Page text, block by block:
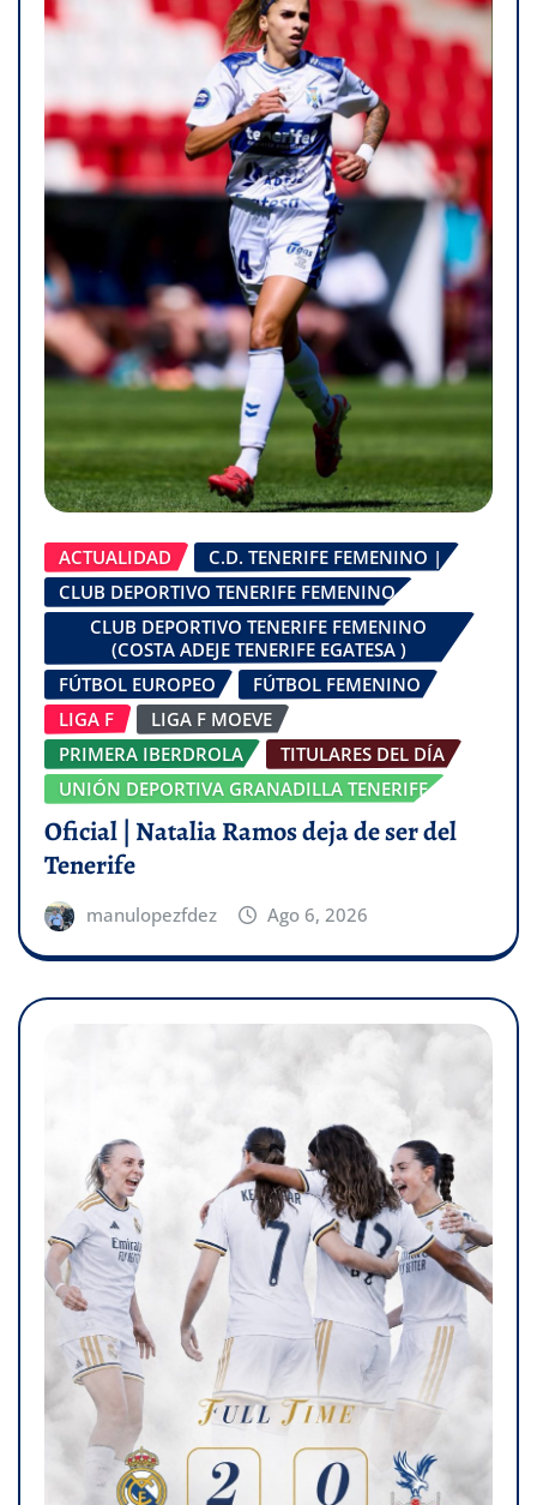
ACTUALIDAD
C.D. TENERIFE FEMENINO |
CLUB DEPORTIVO TENERIFE FEMENINO
CLUB DEPORTIVO TENERIFE FEMENINO
(COSTA ADEJE TENERIFE EGATESA )
FÚTBOL EUROPEO
FÚTBOL FEMENINO
LIGA F
LIGA F MOEVE
PRIMERA IBERDROLA
TITULARES DEL DÍA
UNIÓN DEPORTIVA GRANADILLA TENERIFE
Oficial | Natalia Ramos deja de ser del
Tenerife
manulopezfdez Ago 6, 2026